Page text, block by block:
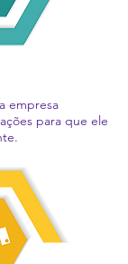
empresa
para que ele